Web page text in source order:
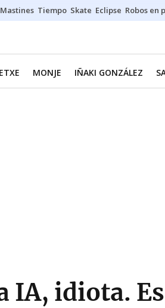
Mastines Tiempo Skate Eclipse Robos en
MONJE IÑAKI GONZÁLEZ
IA, idiota.